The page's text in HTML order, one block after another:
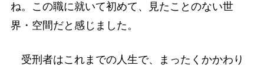
ね。この職に就いて初めて、見たことのない世
界・空間だと感じました。
受刑者はこれまでの人生で、まったくかかわり